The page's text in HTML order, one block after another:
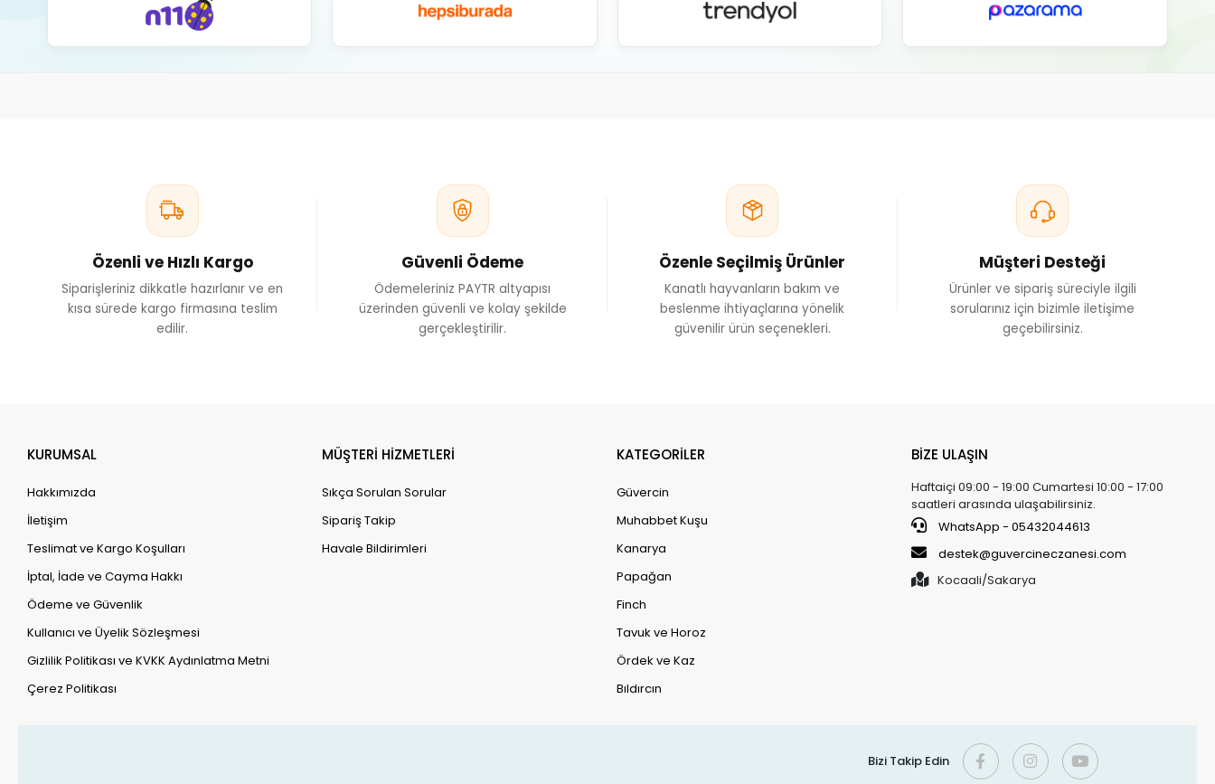
Özenli ve Hızlı Kargo
Siparişleriniz dikkatle hazırlanır ve en
kısa sürede kargo firmasına teslim
edilir.
Güvenli Ödeme
Ödemeleriniz PAYTR altyapısı
üzerinden güvenli ve kolay şekilde
gerçekleştirilir.
Özenle Seçilmiş Ürünler
Kanatlı hayvanların bakım ve
beslenme ihtiyaçlarına yönelik
güvenilir ürün seçenekleri.
Müşteri Desteği
Ürünler ve sipariş süreciyle ilgili
sorularınız için bizimle iletişime
geçebilirsiniz.
KURUMSAL
Hakkımızda
İletişim
Teslimat ve Kargo Koşulları
İptal, İade ve Cayma Hakkı
Ödeme ve Güvenlik
Kullanıcı ve Üyelik Sözleşmesi
Gizlilik Politikası ve KVKK Aydınlatma Metni
Çerez Politikası
MÜŞTERİ HİZMETLERİ
Sıkça Sorulan Sorular
Sipariş Takip
Havale Bildirimleri
KATEGORİLER
Güvercin
Muhabbet Kuşu
Kanarya
Papağan
Finch
Tavuk ve Horoz
Ördek ve Kaz
Bıldırcın
BİZE ULAŞIN
Haftaiçi 09:00 - 19:00 Cumartesi 10:00 - 17:00
saatleri arasında ulaşabilirsiniz.
WhatsApp - 05432044613
destek@guvercineczanesi.com
Kocaali/Sakarya
Bizi Takip Edin